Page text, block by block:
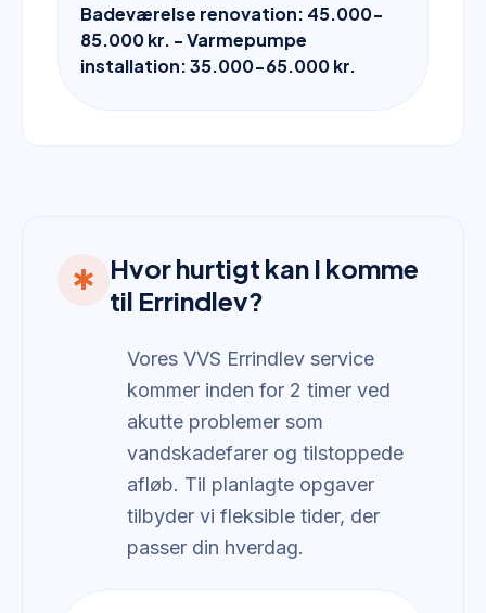
Badeværelse renovation: 45.000-
85.000 kr. - Varmepumpe
installation: 35.000-65.000 kr.
emergency
Hvor hurtigt kan I komme
til Errindlev?
Vores VVS Errindlev service
kommer inden for 2 timer ved
akutte problemer som
vandskadefarer og tilstoppede
afløb. Til planlagte opgaver
tilbyder vi fleksible tider, der
passer din hverdag.